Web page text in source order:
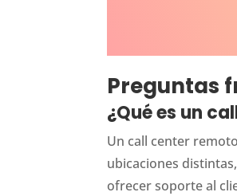
Preguntas
¿Qué es un
Un call center
ubicaciones
ofrecer soporte al